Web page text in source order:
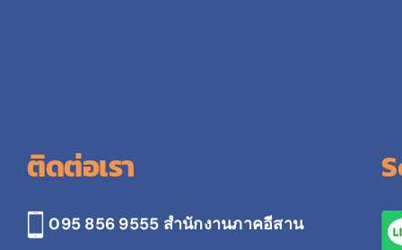
ติดต่อเรา
095 856 9555 สำนักงานภาคอีสาน